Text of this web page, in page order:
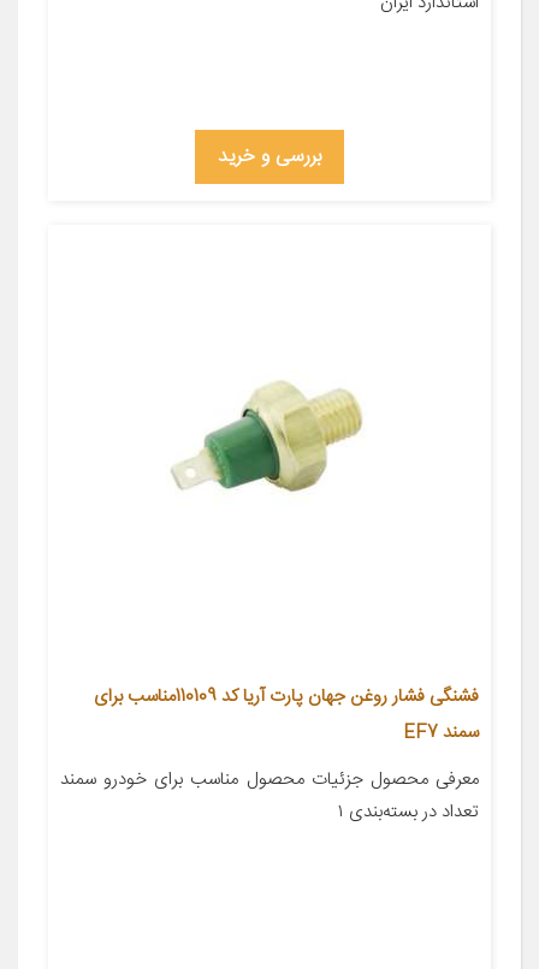
بررسی و خرید
فشنگی فشار روغن جهان پارت آریا کد 110109مناسب برای
سمند EF7
معرفی محصول جزئیات محصول مناسب برای خودرو سمند
تعداد در بسته‌بندی ۱